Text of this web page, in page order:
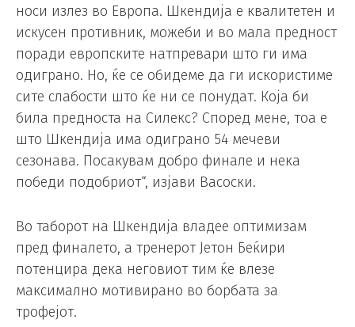
носи излез во Европа. Шкендија е квалитетен и
искусен противник, можеби и во мала предност
поради европските натпревари што ги има
одиграно. Но, ќе се обидеме да ги искористиме
сите слабости што ќе ни се понудат. Која би
била предноста на Силекс? Според мене, тоа е
што Шкендија има одиграно 54 мечеви
сезонава. Посакувам добро финале и нека
победи подобриот“, изјави Васоски.
Во таборот на Шкендија владее оптимизам
пред финалето, а тренерот Јетон Беќири
потенцира дека неговиот тим ќе влезе
максимално мотивирано во борбата за
трофејот.